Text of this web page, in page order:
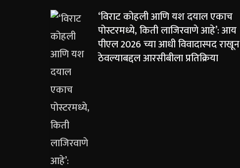
‘विराट कोहली आणि यश दयाल एकाच
पोस्टरमध्ये, किती लाजिरवाणे आहे’: आय
पीएल 2026 च्या आधी विवादास्पद राखून
ठेवल्याबद्दल आरसीबीला प्रतिक्रिया